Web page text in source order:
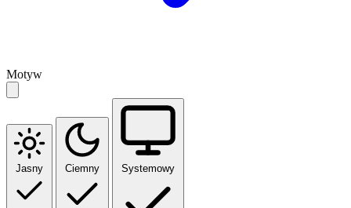
Motyw
Jasny Ciemny Systemowy